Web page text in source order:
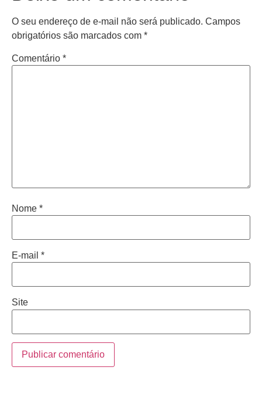
O seu endereço de e-mail não será publicado. Campos
obrigatórios são marcados com *
Comentário *
Nome *
E-mail *
Site